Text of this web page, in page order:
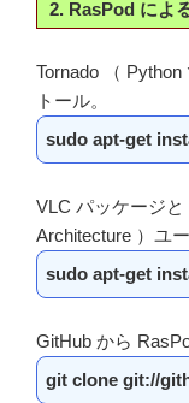
2. RasPod によ
Tornado （
トール。
sudo apt-get
VLC パッケージと
Architecture ）ユ
sudo apt-get
GitHub から
git clone git://